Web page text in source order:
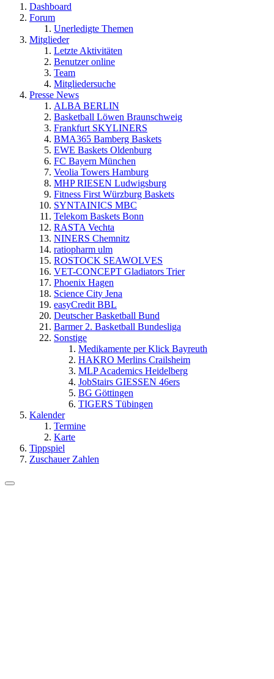
Dashboard
Forum
Unerledigte Themen
Mitglieder
Letzte Aktivitäten
Benutzer online
Team
Mitgliedersuche
Presse News
ALBA BERLIN
Basketball Löwen Braunschweig
Frankfurt SKYLINERS
BMA365 Bamberg Baskets
EWE Baskets Oldenburg
FC Bayern München
Veolia Towers Hamburg
MHP RIESEN Ludwigsburg
Fitness First Würzburg Baskets
SYNTAINICS MBC
Telekom Baskets Bonn
RASTA Vechta
NINERS Chemnitz
ratiopharm ulm
ROSTOCK SEAWOLVES
VET-CONCEPT Gladiators Trier
Phoenix Hagen
Science City Jena
easyCredit BBL
Deutscher Basketball Bund
Barmer 2. Basketball Bundesliga
Sonstige
Medikamente per Klick Bayreuth
HAKRO Merlins Crailsheim
MLP Academics Heidelberg
JobStairs GIESSEN 46ers
BG Göttingen
TIGERS Tübingen
Kalender
Termine
Karte
Tippspiel
Zuschauer Zahlen